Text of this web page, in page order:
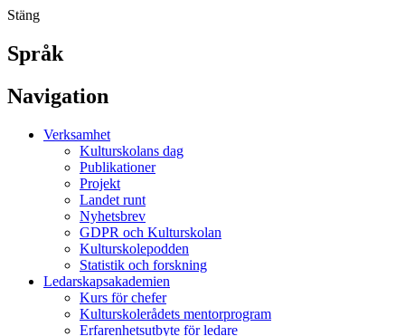
Stäng
Språk
Navigation
Verksamhet
Kulturskolans dag
Publikationer
Projekt
Landet runt
Nyhetsbrev
GDPR och Kulturskolan
Kulturskolepodden
Statistik och forskning
Ledarskapsakademien
Kurs för chefer
Kulturskolerådets mentorprogram
Erfarenhetsutbyte för ledare